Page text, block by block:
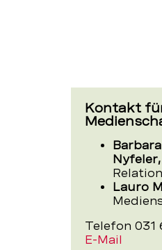
Kontakt
Barbara
Nyfeler,
Lauro
Telefon 031
E-Mail